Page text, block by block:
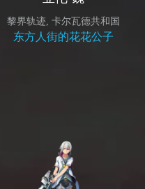
黎界轨迹, 卡尔瓦德共和国
东方人街的花花公子